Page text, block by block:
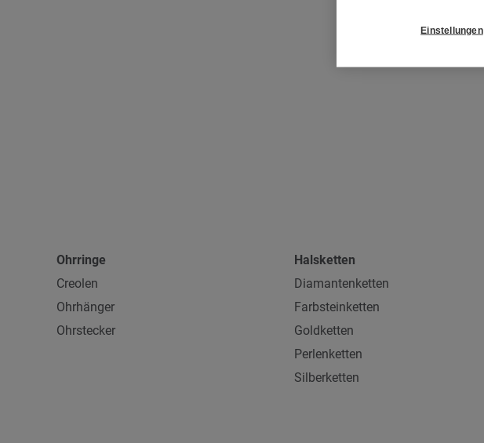
Ohrringe
Creolen
Ohrhänger
Ohrstecker
Halsketten
Diamantenketten
Farbsteinketten
Goldketten
Perlenketten
Silberketten
Einstellungen